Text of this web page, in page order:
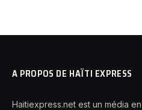
A PROPOS DE HAÏTI EXPRESS
Haitiexpress.net est un média